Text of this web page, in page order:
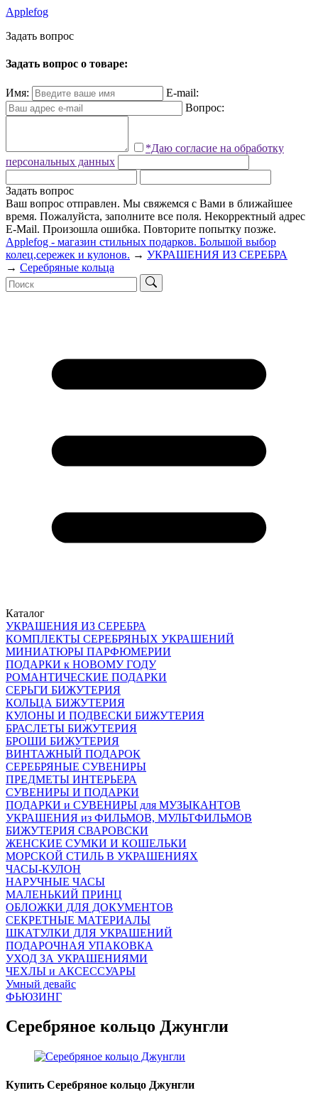
Applefog
Задать вопрос
Задать вопрос о товаре:
Имя:
E-mail:
Вопрос:
*Даю согласие на обработку
персональных данных
Задать вопрос
Ваш вопрос отправлен. Мы свяжемся с Вами в ближайшее
время. Пожалуйста, заполните все поля. Некорректный адрес
E-Mail. Произошла ошибка. Повторите попытку позже.
Applefog - магазин стильных подарков. Большой выбор
колец,сережек и кулонов. → УКРАШЕНИЯ ИЗ СЕРЕБРА
→ Серебряные кольца
Каталог
УКРАШЕНИЯ ИЗ СЕРЕБРА
КОМПЛЕКТЫ СЕРЕБРЯНЫХ УКРАШЕНИЙ
МИНИАТЮРЫ ПАРФЮМЕРИИ
ПОДАРКИ к НОВОМУ ГОДУ
РОМАНТИЧЕСКИЕ ПОДАРКИ
СЕРЬГИ БИЖУТЕРИЯ
КОЛЬЦА БИЖУТЕРИЯ
КУЛОНЫ И ПОДВЕСКИ БИЖУТЕРИЯ
БРАСЛЕТЫ БИЖУТЕРИЯ
БРОШИ БИЖУТЕРИЯ
ВИНТАЖНЫЙ ПОДАРОК
СЕРЕБРЯНЫЕ СУВЕНИРЫ
ПРЕДМЕТЫ ИНТЕРЬЕРА
СУВЕНИРЫ И ПОДАРКИ
ПОДАРКИ и СУВЕНИРЫ для МУЗЫКАНТОВ
УКРАШЕНИЯ из ФИЛЬМОВ, МУЛЬТФИЛЬМОВ
БИЖУТЕРИЯ СВАРОВСКИ
ЖЕНСКИЕ СУМКИ И КОШЕЛЬКИ
МОРСКОЙ СТИЛЬ В УКРАШЕНИЯХ
ЧАСЫ-КУЛОН
НАРУЧНЫЕ ЧАСЫ
МАЛЕНЬКИЙ ПРИНЦ
ОБЛОЖКИ ДЛЯ ДОКУМЕНТОВ
СЕКРЕТНЫЕ МАТЕРИАЛЫ
ШКАТУЛКИ ДЛЯ УКРАШЕНИЙ
ПОДАРОЧНАЯ УПАКОВКА
УХОД ЗА УКРАШЕНИЯМИ
ЧEХЛЫ и АКСЕССУАРЫ
Умный девайс
ФЬЮЗИНГ
Серебряное кольцо Джунгли
Купить Серебряное кольцо Джунгли